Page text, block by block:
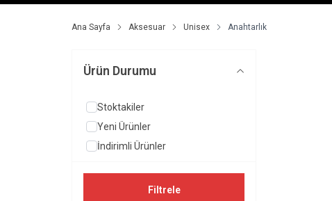
Ana Sayfa Aksesuar Unisex Anahtarlık
Ürün Durumu
Stoktakiler
Yeni Ürünler
İndirimli Ürünler
Filtrele